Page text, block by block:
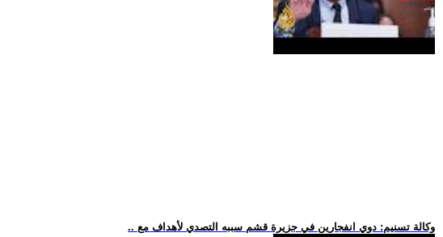
.. وكالة تسنيم: دوي انفجارين في جزيرة قشم سببه التصدي لأهداف مع